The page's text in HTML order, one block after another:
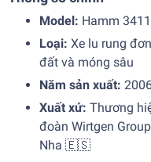
Model: Hamm
Loại: Xe lu rung
đất và móng sâu
Năm sản xuất:
Xuất xứ: Thương
đoàn Wirtgen
Nha 🇪🇸